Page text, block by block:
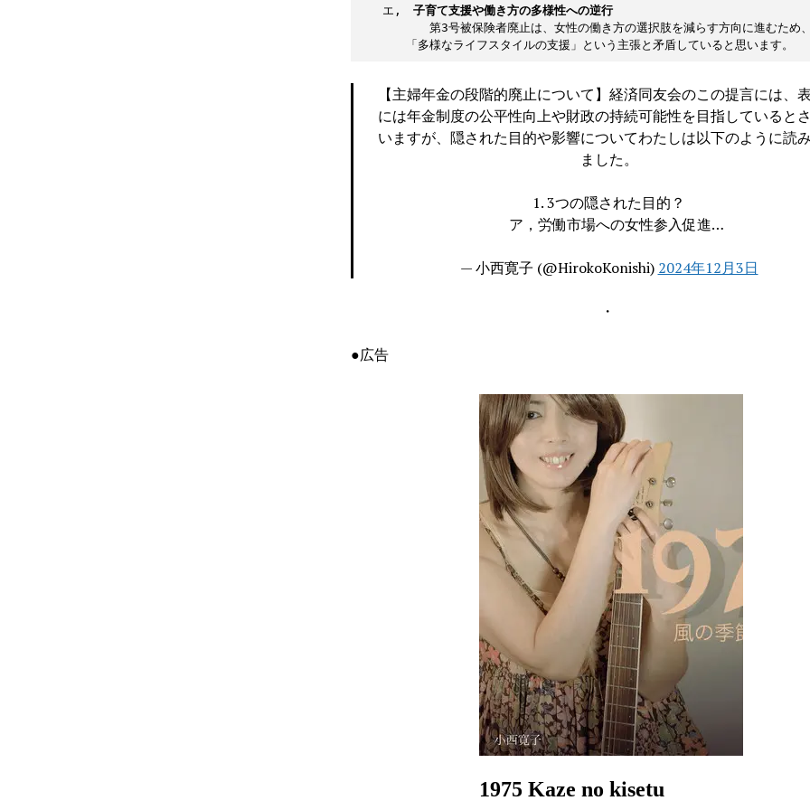
エ, 子育て支援や働き方の多様性への逆行
第3号被保険者廃止は、女性の働き方の選択肢を減らす方向に進むため、
「多様なライフスタイルの支援」という主張と矛盾していると思います。
【主婦年金の段階的廃止について】経済同友会のこの提言には、
には年金制度の公平性向上や財政の持続可能性を目指していると
いますが、隠された目的や影響についてわたしは以下のように読
ました。
1. 3つの隠された目的？
ア，労働市場への女性参入促進…
— 小西寛子 (@HirokoKonishi) 2024年12月3日
・
●広告